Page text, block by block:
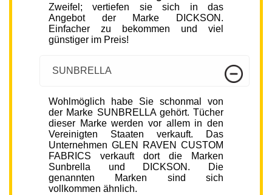
Zweifel; vertiefen sie sich in das
Angebot der Marke DICKSON.
Einfacher zu bekommen und viel
günstiger im Preis!
SUNBRELLA
Wohlmöglich habe Sie schonmal von
der Marke SUNBRELLA gehört. Tücher
dieser Marke werden vor allem in den
Vereinigten Staaten verkauft. Das
Unternehmen GLEN RAVEN CUSTOM
FABRICS verkauft dort die Marken
Sunbrella und DICKSON. Die
genannten Marken sind sich
vollkommen ähnlich.